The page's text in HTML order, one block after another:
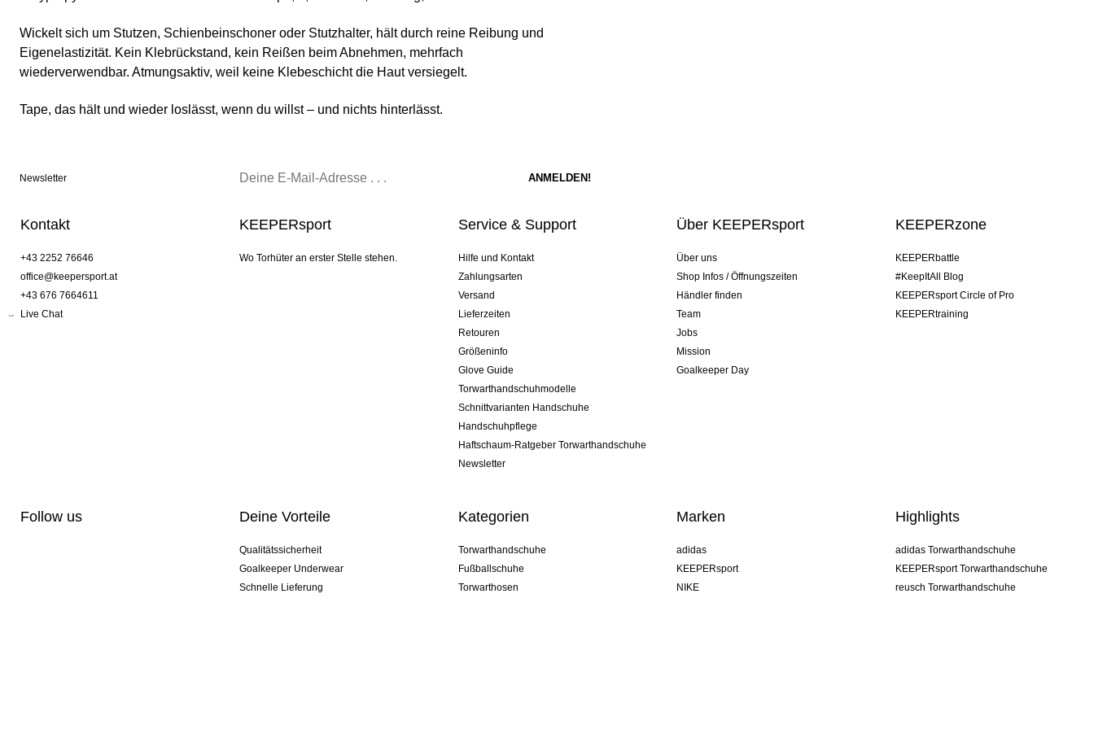
Wickelt sich um Stutzen, Schienbeinschoner oder Stutzhalter, hält durch reine Reibung und
Eigenelastizität. Kein Klebrückstand, kein Reißen beim Abnehmen, mehrfach
wiederverwendbar. Atmungsaktiv, weil keine Klebeschicht die Haut versiegelt.
Tape, das hält und wieder loslässt, wenn du willst – und nichts hinterlässt.
Newsletter
Kontakt
+43 2252 76646
office@keepersport.at
+43 676 7664611
Live Chat
KEEPERsport
Wo Torhüter an erster Stelle stehen.
Service & Support
Hilfe und Kontakt
Zahlungsarten
Versand
Lieferzeiten
Retouren
Größeninfo
Glove Guide
Torwarthandschuhmodelle
Schnittvarianten Handschuhe
Handschuhpflege
Haftschaum-Ratgeber Torwarthandschuhe
Newsletter
Über KEEPERsport
Über uns
Shop Infos / Öffnungszeiten
Händler finden
Team
Jobs
Mission
Goalkeeper Day
KEEPERzone
KEEPERbattle
#KeepItAll Blog
KEEPERsport Circle of Pro
KEEPERtraining
Follow us Deine Vorteile
Qualitätssicherheit
Goalkeeper Underwear
Schnelle Lieferung
Kategorien
Torwarthandschuhe
Fußballschuhe
Torwarthosen
Marken
adidas
KEEPERsport
NIKE
Highlights
adidas Torwarthandschuhe
KEEPERsport Torwarthandschuhe
reusch Torwarthandschuhe